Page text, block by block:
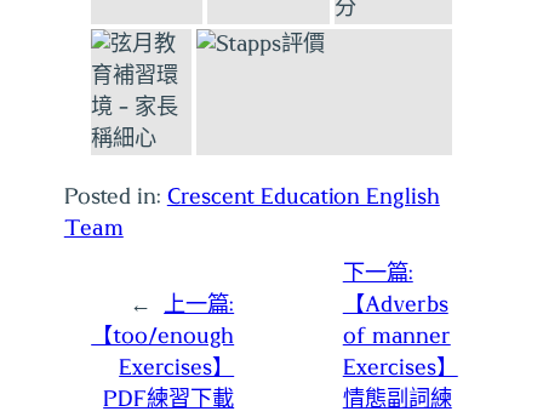
Posted in: Crescent Education English
Team
←
上一篇:
【too/enough
Exercises】
PDF練習下載
下一篇:
【Adverbs
of manner
Exercises】
情態副詞練